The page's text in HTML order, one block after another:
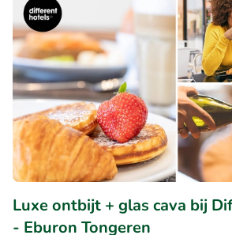
Luxe ontbijt + glas cava bij
- Eburon Tongeren